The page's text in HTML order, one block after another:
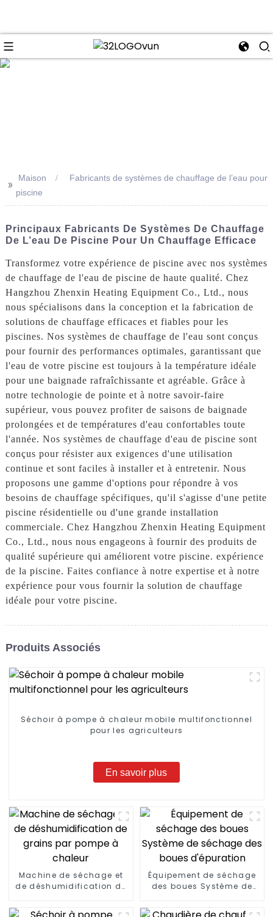
>> Maison
Fabricants de systèmes de chauffage de l’eau pour
piscine
Principaux Fabricants De Systèmes De Chauffage
De L’eau De Piscine Pour Un Chauffage Efficace
Transformez votre expérience de piscine avec nos systèmes
de chauffage de l'eau de piscine de haute qualité. Chez
Hangzhou Zhenxin Heating Equipment Co., Ltd., nous
nous spécialisons dans la conception et la fabrication de
solutions de chauffage efficaces et fiables pour les
piscines. Nos systèmes de chauffage de l'eau sont conçus
pour fournir des performances optimales, garantissant que
l'eau de votre piscine est toujours à la température idéale
pour une baignade rafraîchissante et agréable. Grâce à
notre technologie de pointe et à notre savoir-faire
supérieur, vous pouvez profiter de saisons de baignade
prolongées et de températures d'eau confortables toute
l'année. Nos systèmes de chauffage d'eau de piscine sont
conçus pour résister aux exigences d'une utilisation
continue et sont faciles à installer et à entretenir. Nous
proposons une gamme d'options pour répondre à vos
besoins de chauffage spécifiques, qu'il s'agisse d'une petite
piscine résidentielle ou d'une grande installation
commerciale. Chez Hangzhou Zhenxin Heating Equipment
Co., Ltd., nous nous engageons à fournir des produits de
qualité supérieure qui améliorent votre piscine. expérience
de la piscine. Faites confiance à notre expertise et à notre
expérience pour vous fournir la solution de chauffage
idéale pour votre piscine.
Produits Associés
Séchoir à pompe à chaleur mobile multifonctionnel
pour les agriculteurs
En savoir plus
Machine de séchage et
de déshumidification de
chaleur
Équipement de séchage
des boues Système de
d'épuration